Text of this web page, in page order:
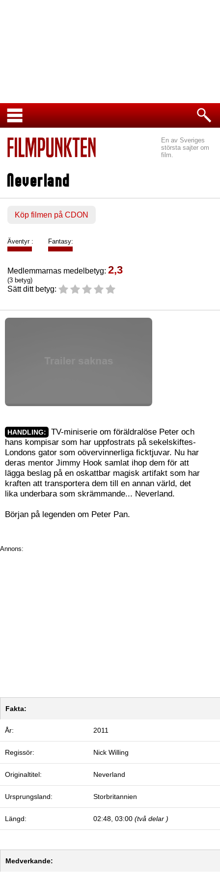
En av Sveriges
största sajter om
film.
Neverland
Köp filmen på CDON
Äventyr : Fantasy:
Medlemmarnas medelbetyg: 2,3
(3 betyg)
Sätt ditt betyg:
HANDLING:
TV-miniserie om föräldralöse Peter och
hans kompisar som har uppfostrats på sekelskiftes-
Londons gator som oövervinnerliga ficktjuvar. Nu har
deras mentor Jimmy Hook samlat ihop dem för att
lägga beslag på en oskattbar magisk artifakt som har
kraften att transportera dem till en annan värld, det
lika underbara som skrämmande... Neverland.
Början på legenden om Peter Pan.
Annons:
Fakta:
År: 2011
Regissör: Nick Willing
Originaltitel: Neverland
Ursprungsland: Storbritannien
Längd: 02:48, 03:00 (två delar )
Medverkande: